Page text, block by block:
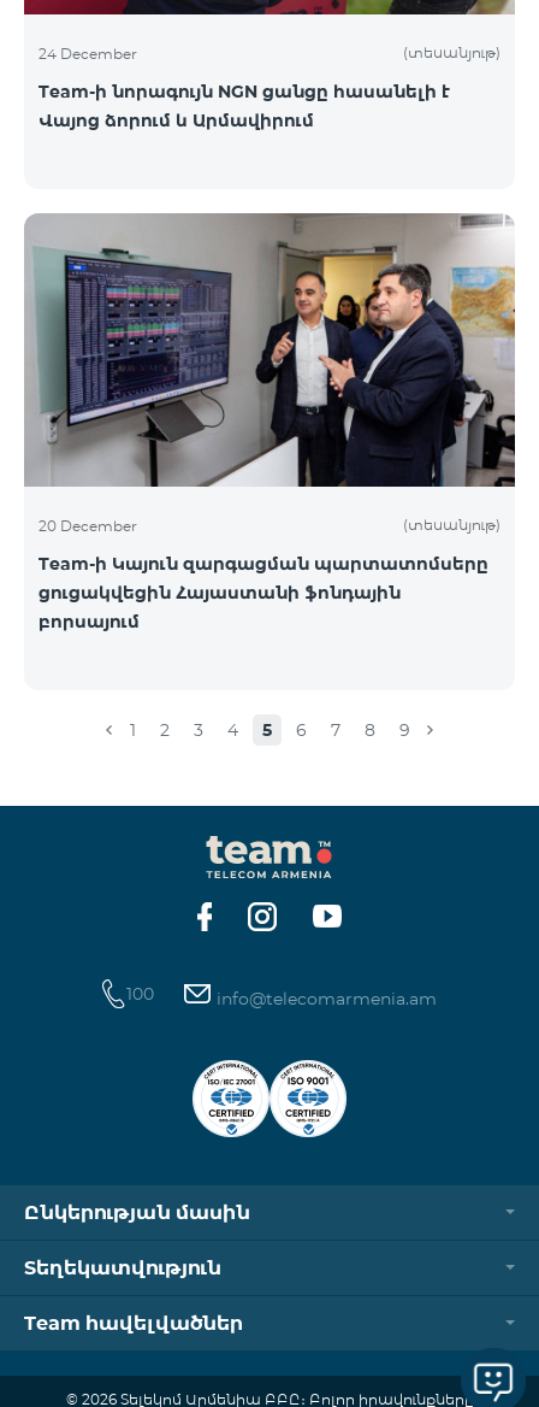
24 December (տեսանյութ)
Team-ի նորագույն NGN ցանցը հասանելի է
Վայոց ձորում և Արմավիրում
20 December (տեսանյութ)
Team-ի Կայուն զարգացման պարտատոմսերը
ցուցակվեցին Հայաստանի ֆոնդային
բորսայում
1 2 3 4 5 6 7 8 9
100 info@telecomarmenia.am
Ընկերության մասին
Տեղեկատվություն
Team հավելվածներ
© 2026 Տելեկոմ Արմենիա ԲԲԸ։ Բոլոր իրավունքները